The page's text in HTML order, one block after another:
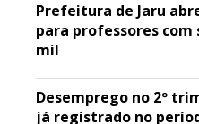
Prefeitura de Jaru
para professores com
mil
Desemprego no 2º
já registrado no